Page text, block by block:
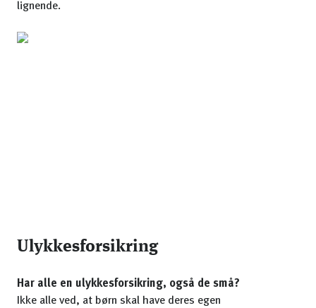
lignende.
Ulykkesforsikring
Har alle en ulykkesforsikring, også de små?
Ikke alle ved, at børn skal have deres egen